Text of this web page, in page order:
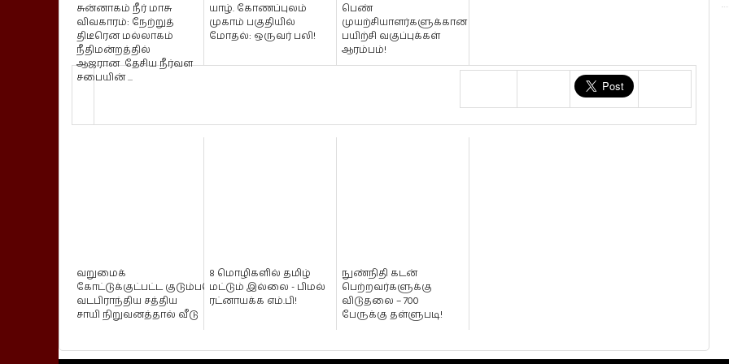
சுன்னாகம் நீர் மாசு
விவகாரம்: நேற்றுத்
திடீரென மல்லாகம்
நீதிமன்றத்தில்
ஆஜரான தேசிய நீர்வள
சபையின் ...
யாழ். கோணப்புலம்
முகாம் பகுதியில்
மோதல்: ஒருவர் பலி!
பெண்
முயற்சியாளர்களுக்கான
பயிற்சி வகுப்புக்கள்
ஆரம்பம்!
வறுமைக்
கோட்டுக்குட்பட்ட குடும்பமொன்றுக்கு
வடபிராந்திய சத்திய
சாயி நிறுவனத்தால் வீடு
8 மொழிகளில் தமிழ்
மட்டும் இல்லை - பிமல்
ரட்னாயக்க எம்.பி!
நுண்நிதி கடன்
பெற்றவர்களுக்கு
விடுதலை – 700
பேருக்கு தள்ளுபடி!